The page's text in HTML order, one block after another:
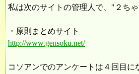
私は次のサイトの管理人で、"２ち
・原則まとめサイト
http://www.gensoku.net/
コソアンでのアンケートは４回目に